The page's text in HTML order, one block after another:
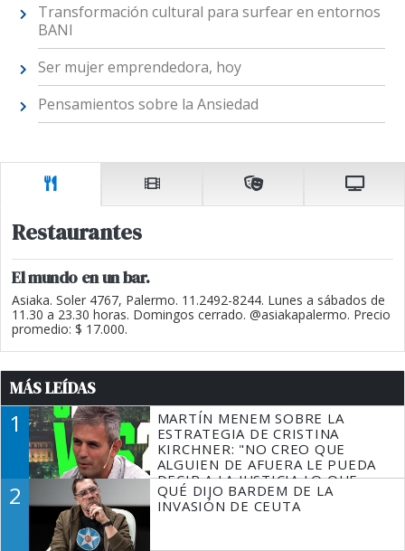
Transformación cultural para surfear en entornos
BANI
Ser mujer emprendedora, hoy
Pensamientos sobre la Ansiedad
Restaurantes
El mundo en un bar.
Asiaka. Soler 4767, Palermo. 11.2492-8244. Lunes a sábados de
11.30 a 23.30 horas. Domingos cerrado. @asiakapalermo. Precio
promedio: $ 17.000.
MÁS LEÍDAS
1
MARTÍN MENEM SOBRE LA
ESTRATEGIA DE CRISTINA
KIRCHNER: "NO CREO QUE
ALGUIEN DE AFUERA LE PUEDA
DECIR A LA JUSTICIA LO QUE
TIENE QUE HACER"
2
QUÉ DIJO BARDEM DE LA
INVASIÓN DE CEUTA